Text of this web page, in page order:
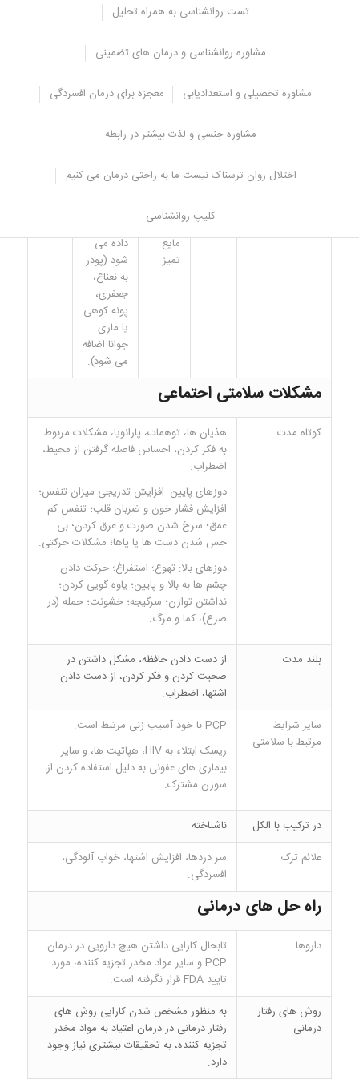
تست روانشناسی به همراه تحلیل
مشاوره روانشناسی و درمان های تضمینی
مشاوره تحصیلی و استعدادیابی معجزه برای درمان افسردگی
مشاوره جنسی و لذت بیشتر در رابطه
اختلال روان ترسناک نیست ما به راحتی درمان می کنیم
کلیپ روانشناسی
می شوند فرد مصرف کننده از واقعیت جدا شود. PCP مخفف یک اسم
علمی phyncyclidine می باشد. برای کسب اطلاعات بیشتر به گزارش
علمی مواد مخدر تجزیه کننده و هالوسینوژن ها مراجعه کنید.
های
های
مصرف
DEA
Love Boat,
هیچ
تجاری
پودر
رنگی،
یا
کپسول؛
مایع
تمیز
تزریق می
استنشاق
داده می
شود (پودر
به نعناع،
جعفری،
پونه کوهی
یا ماری
جوانا اضافه
می شود).
مشکلات سلامتی احتماعی
کوتاه مدت
هذیان ها، توهمات، پارانویا، مشکلات مربوط
به فکر کردن، احساس فاصله گرفتن از محیط،
اضطراب.
دوزهای پایین: افزایش تدریجی میزان تنفس؛
افزایش فشار خون و ضربان قلب؛ تنفس کم
عمق؛ سرخ شدن صورت و عرق کردن؛ بی
حس شدن دست ها یا پاها؛ مشکلات حرکتی.
دوزهای بالا: تهوع؛ استفراغ؛ حرکت دادن
چشم ها به بالا و پایین؛ یاوه گویی کردن؛
نداشتن توازن؛ سرگیجه؛ خشونت؛ حمله (در
صرع)، کما و مرگ.
بلند مدت
از دست دادن حافظه، مشکل داشتن در
صحبت کردن و فکر کردن، از دست دادن
اشتها، اضطراب.
سایر شرایط
مرتبط با سلامتی
PCP با خود آسیب زنی مرتبط است.
ریسک ابتلاء به HIV، هپاتیت ها، و سایر
بیماری های عفونی به دلیل استفاده کردن از
سوزن مشترک.
در ترکیب با الکل
ناشناخته
علائم ترک
سر دردها، افزایش اشتها، خواب آلودگی،
افسردگی.
راه حل های درمانی
داروها
تابحال کارایی داشتن هیچ دارویی در درمان
PCP و سایر مواد مخدر تجزیه کننده، مورد
تایید FDA قرار نگرفته است.
روش های رفتار
درمانی
به منظور مشخص شدن کارایی روش های
رفتار درمانی در درمان اعتیاد به مواد مخدر
تجزیه کننده، به تحقیقات بیشتری نیاز وجود
دارد.